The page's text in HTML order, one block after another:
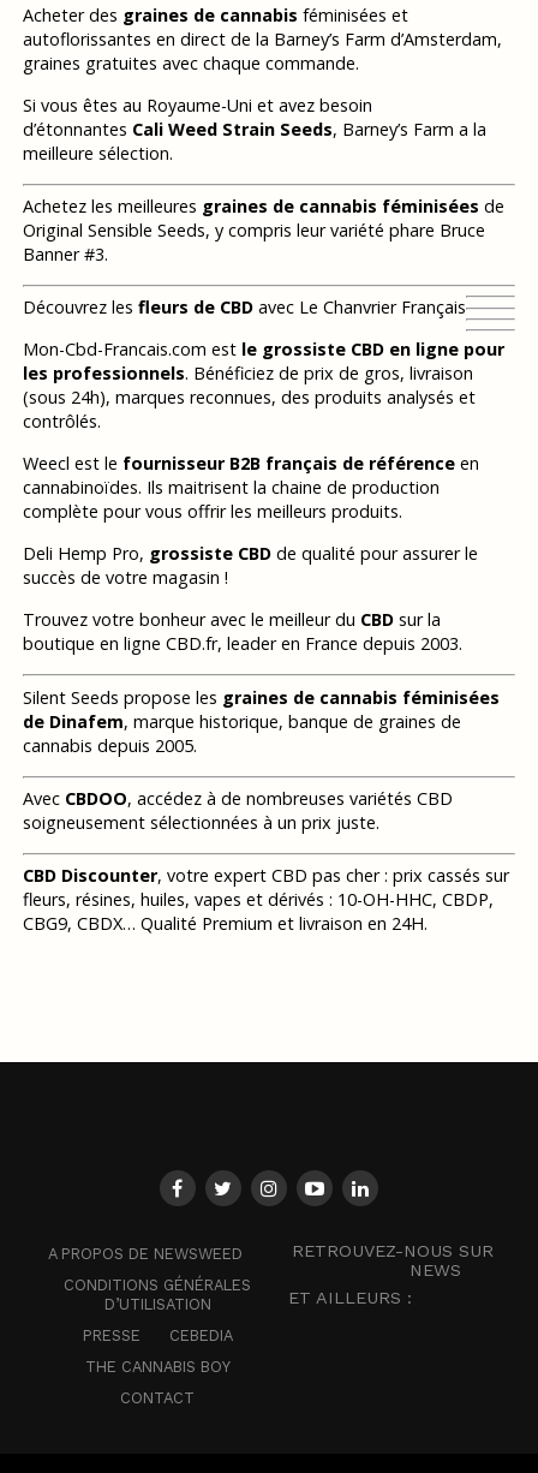
Acheter des graines de cannabis féminisées et
autoflorissantes en direct de la Barney’s Farm d’Amsterdam,
graines gratuites avec chaque commande.
Si vous êtes au Royaume-Uni et avez besoin
d’étonnantes Cali Weed Strain Seeds, Barney’s Farm a la
meilleure sélection.
Achetez les meilleures graines de cannabis féminisées de
Original Sensible Seeds, y compris leur variété phare Bruce
Banner #3.
Découvrez les fleurs de CBDavec Le Chanvrier Français
Mon-Cbd-Francais.com est le grossiste CBD en ligne pour
les professionnels. Bénéficiez de prix de gros, livraison
(sous 24h), marques reconnues, des produits analysés et
contrôlés.
Weecl est le fournisseur B2B français de référenceen
cannabinoïdes. Ils maitrisent la chaine de production
complète pour vous offrir les meilleurs produits.
Deli Hemp Pro, grossiste CBDde qualité pour assurer le
succès de votre magasin !
Trouvez votre bonheur avec le meilleur du CBDsur la
boutique en ligne CBD.fr, leader en France depuis 2003.
Silent Seeds propose les graines de cannabis féminisées
de Dinafem, marque historique, banque de graines de
cannabis depuis 2005.
Avec CBDOO, accédez à de nombreuses variétés CBD
soigneusement sélectionnées à un prix juste.
CBD Discounter, votre expert CBD pas cher : prix cassés sur
fleurs, résines, huiles, vapes et dérivés : 10-OH-HHC, CBDP,
CBG9, CBDX… Qualité Premium et livraison en 24H.
A PROPOS DE NEWSWEED
CONDITIONS GÉNÉRALES
D’UTILISATION
PRESSE
CEBEDIA
THE CANNABIS BOY
CONTACT
RETROUVEZ-NOUS SUR
NEWS
ET AILLEURS :